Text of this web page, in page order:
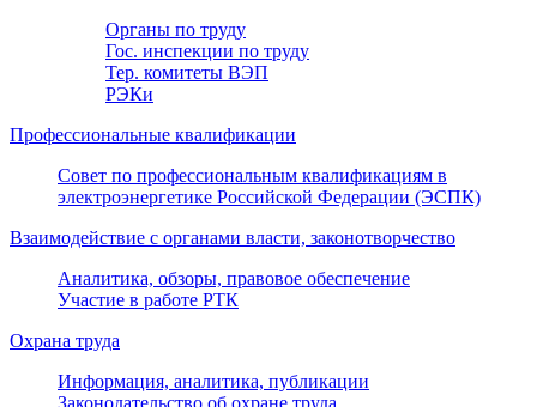
Органы по труду
Гос. инспекции по труду
Тер. комитеты ВЭП
РЭКи
Профессиональные квалификации
Совет по профессиональным квалификациям в
электроэнергетике Российской Федерации (ЭСПК)
Взаимодействие с органами власти, законотворчество
Аналитика, обзоры, правовое обеспечение
Участие в работе РТК
Охрана труда
Информация, аналитика, публикации
Законодательство об охране труда